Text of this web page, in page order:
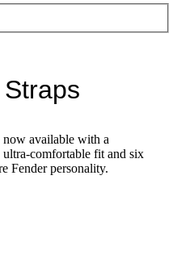
now available with a
comfortable fit and six
Fender personality.